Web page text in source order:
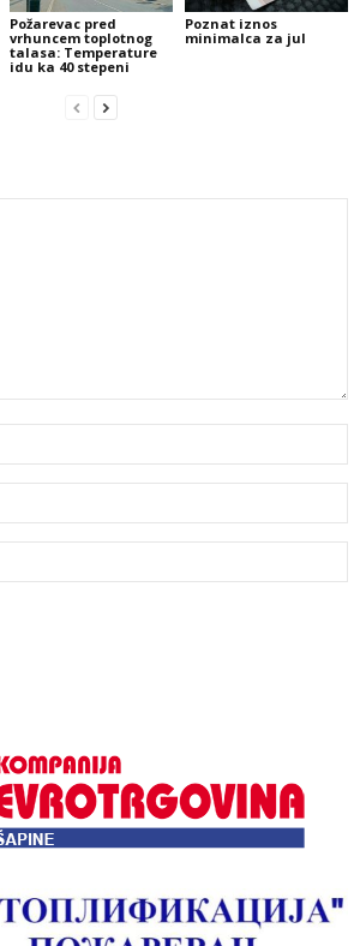
Požarevac pred
vrhuncem toplotnog
talasa: Temperature
idu ka 40 stepeni
Poznat iznos
minimalca za jul